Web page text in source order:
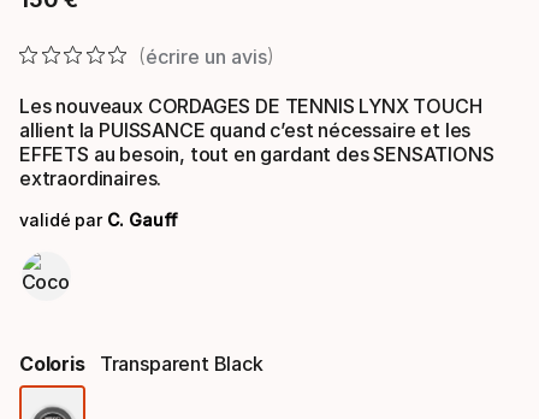
Prix final
écrire un avis
Les nouveaux CORDAGES DE TENNIS LYNX TOUCH
allient la PUISSANCE quand c’est nécessaire et les
EFFETS au besoin, tout en gardant des SENSATIONS
extraordinaires.
validé par C. Gauff
Coloris Transparent Black